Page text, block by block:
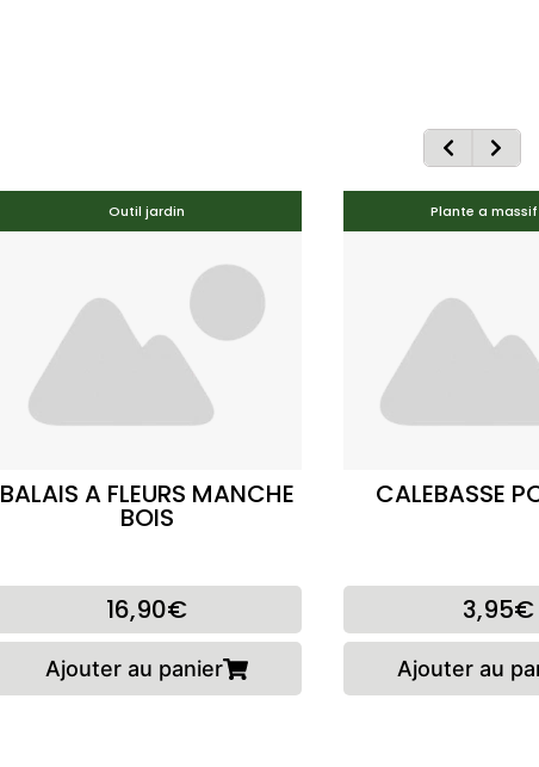
Outil jardin
BALAIS A FLEURS MANCHE
BOIS
16,90€
Ajouter au panier
Plante a
CALEBASSE
3,95€
Ajouter au